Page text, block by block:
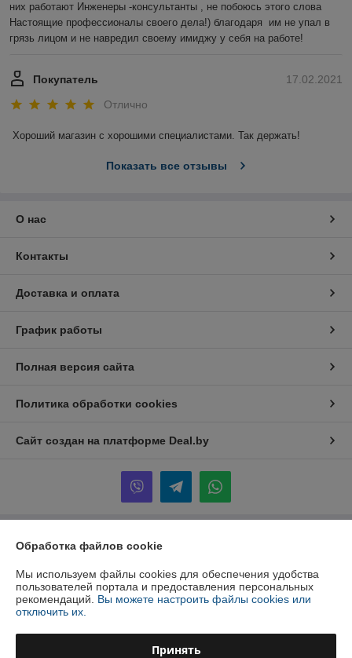
них работают Инженеры -консультанты , не побоюсь этого слова
Настоящие профессионалы своего дела!) благодаря  им не упал в
грязь лицом и не навредил своему имиджу у себя на работе!
17.02.2021
Покупатель
Отлично
Хороший магазин с хорошими специалистами. Так держать!
Показать все отзывы
О нас
Контакты
Доставка и оплата
График работы
Полная версия сайта
Политика обработки cookies
Сайт создан на платформе Deal.by
Информация для покупателя
Юридическое лицо: ООО "Инжеком"
г. Минск, ул. Шабаны, 14а, к.40
Регистрационный номер ЕГР: 192939798
Обработка файлов cookie
Мы используем файлы cookies для обеспечения удобства
пользователей портала и предоставления персональных
рекомендаций. Вы можете настроить файлы cookies или
отключить их.
Принять